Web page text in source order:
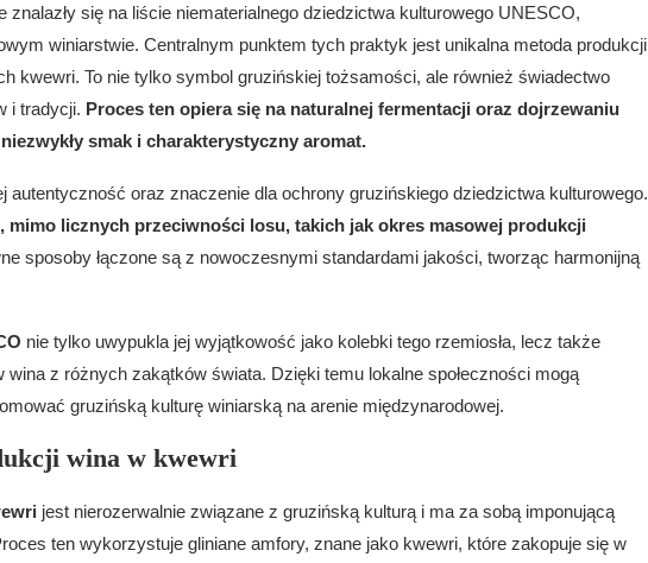
znalazły się na liście niematerialnego dziedzictwa kulturowego UNESCO,
winiarstwie. Centralnym punktem tych praktyk jest unikalna metoda produkcji
kwewri. To nie tylko symbol gruzińskiej tożsamości, ale również świadectwo
i tradycji. Proces ten opiera się na naturalnej fermentacji oraz dojrzewaniu
smak i charakterystyczny aromat.
autentyczność oraz znaczenie dla ochrony gruzińskiego dziedzictwa kulturowego.
mimo licznych przeciwności losu, takich jak okres masowej produkcji
sposoby łączone są z nowoczesnymi standardami jakości, tworząc harmonijną
nie tylko uwypukla jej wyjątkowość jako kolebki tego rzemiosła, lecz także
z różnych zakątków świata. Dzięki temu lokalne społeczności mogą
gruzińską kulturę winiarską na arenie międzynarodowej.
wina w kwewri
jest nierozerwalnie związane z gruzińską kulturą i ma za sobą imponującą
ten wykorzystuje gliniane amfory, znane jako kwewri, które zakopuje się w